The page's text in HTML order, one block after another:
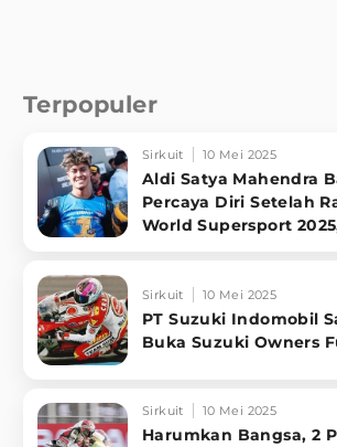
Terpopuler
Sirkuit 10 Mei 2025
Aldi Satya Mahendra
Percaya Diri Setelah
World Supersport
Sirkuit 10 Mei 2025
PT Suzuki Indomobil
Buka Suzuki Owners
Sirkuit 10 Mei 2025
Harumkan Bangsa, 2